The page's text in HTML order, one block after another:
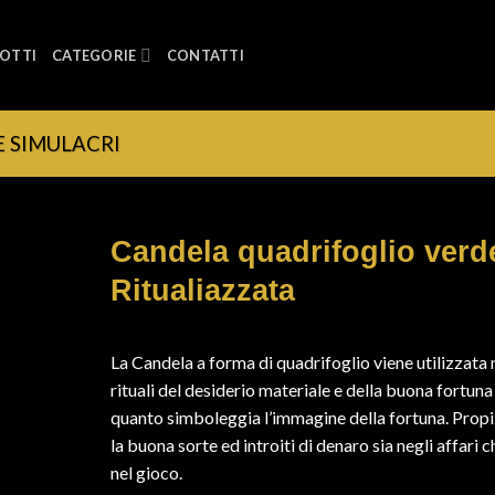
CATEGORIE CONTATTI
SIMULACRI
Candela quadrifoglio
Ritualiazzata
La Candela a forma di quadrifoglio viene utilizzata
rituali del desiderio materiale e della buona fortuna
quanto simboleggia l’immagine della fortuna.
la buona sorte ed introiti di denaro sia negli affari
nel gioco.